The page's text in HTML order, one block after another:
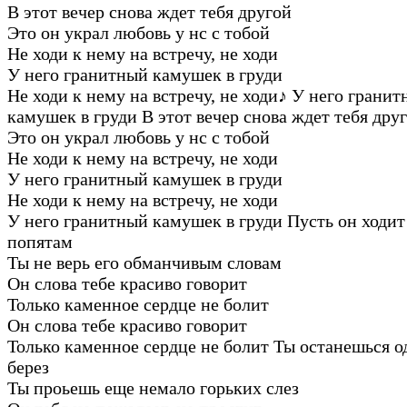
В этот вечер снова ждет тебя другой
Это он украл любовь у нс с тобой
Не ходи к нему на встречу, не ходи
У него гранитный камушек в груди
Не ходи к нему на встречу, не ходи♪ У него
камушек в груди В этот вечер снова ждет тебя
Это он украл любовь у нс с тобой
Не ходи к нему на встречу, не ходи
У него гранитный камушек в груди
Не ходи к нему на встречу, не ходи
У него гранитный камушек в груди Пусть он
попятам
Ты не верь его обманчивым словам
Он слова тебе красиво говорит
Только каменное сердце не болит
Он слова тебе красиво говорит
Только каменное сердце не болит Ты останешься
берез
Ты проьешь еще немало горьких слез